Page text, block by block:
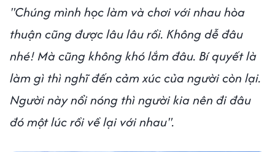
"Chúng mình học làm và chơi với nhau hòa
thuận cũng được lâu lâu rồi. Không dễ đâu
nhé! Mà cũng không khó lắm đâu. Bí quyết là
làm gì thì nghĩ đến cảm xúc của người còn lại.
Người này nổi nóng thì người kia nên đi đâu
đó một lúc rồi về lại với nhau".